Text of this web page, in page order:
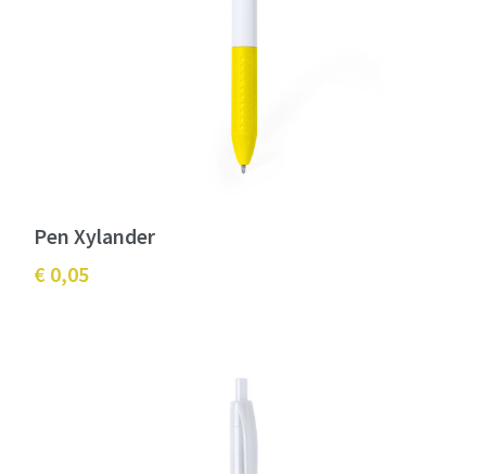
Pen Xylander
€ 0,05